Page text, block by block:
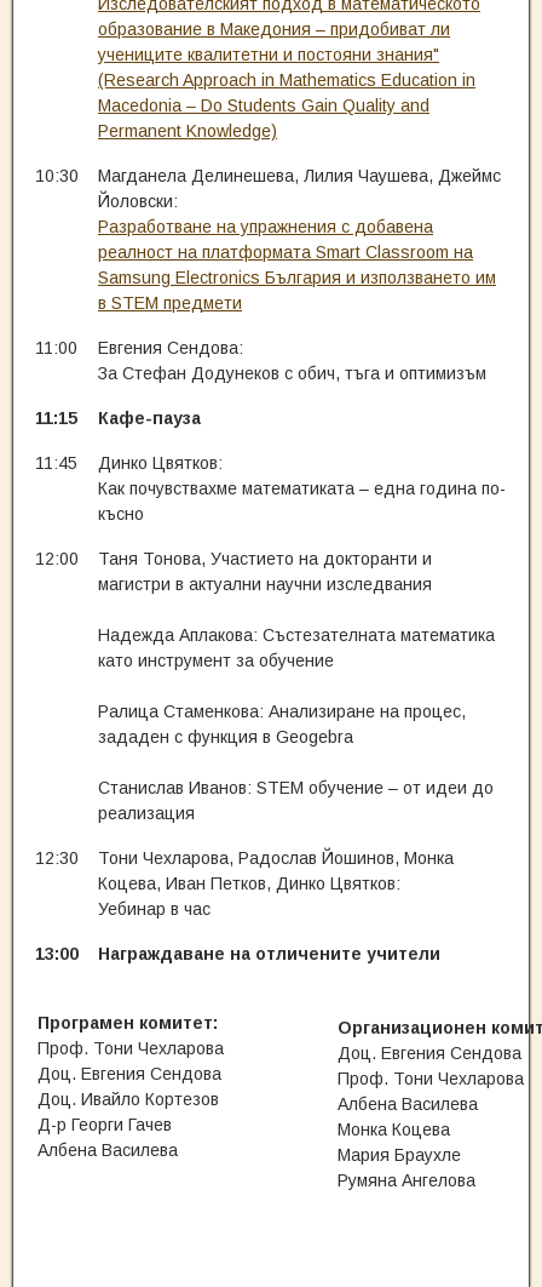
образование в Македония – придобиват ли
учениците квалитетни и постояни знания"
(Research Approach in Mathematics Education in
Macedonia – Do Students Gain Quality and
Permanent Knowledge)
10:30
Магданела Делинешева, Лилия Чаушева, Джеймс
Йоловски:
Разработване на упражнения с добавена
реалност на платформата Smart Classroom на
Samsung Electronics България и използването им
в STEM предмети
11:00
Евгения Сендова:
За Стефан Додунеков с обич, тъга и оптимизъм
11:15 Кафе-пауза
11:45
Динко Цвятков:
Как почувствахме математиката – една година по-
късно
12:00
Таня Тонова, Участието на докторанти и
магистри в актуални научни изследвания
Надежда Аплакова: Състезателната математика
като инструмент за обучение
Ралица Стаменкова: Анализиране на процес,
зададен с функция в Geogebra
Станислав Иванов: STEM обучение – от идеи до
реализация
12:30
Тони Чехларова, Радослав Йошинов, Монка
Коцева, Иван Петков, Динко Цвятков:
Уебинар в час
13:00 Награждаване на отличените учители
Програмен комитет:
Проф. Тони Чехларова
Доц. Евгения Сендова
Доц. Ивайло Кортезов
Д-р Георги Гачев
Албена Василева
Организационен
Доц. Евгения Сендова
Проф. Тони Чехларова
Албена Василева
Монка Коцева
Мария Браухле
Румяна Ангелова